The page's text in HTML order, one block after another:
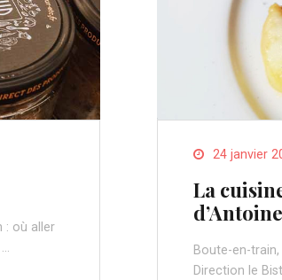
: où aller
24 janvier
La
d’Antoine
Boute-en-
Direction le